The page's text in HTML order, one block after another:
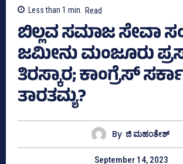
Less than 1 min. Read
ಬಿಲ್ಲವ ಸಮಾಜ ಸೇವಾ
ಜಮೀನು ಮಂಜೂರು
ತಿರಸ್ಕಾರ; ಕಾಂಗ್ರೆಸ್‌
ತಾರತಮ್ಯ?
By ಜಿ ಮಹಂತೇಶ್
September 14, 2023